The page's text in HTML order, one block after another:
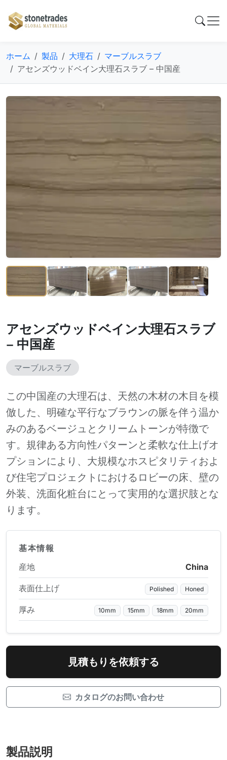
ホーム 製品 大理石
マーブルスラブ
アセンズウッドベイン大理石スラブ – 中国産
アセンズウッドベイン大理石スラブ
– 中国産
マーブルスラブ
この中国産の大理石は、天然の木材の木目を模
倣した、明確な平行なブラウンの脈を伴う温か
みのあるベージュとクリームトーンが特徴で
す。規律ある方向性パターンと柔軟な仕上げオ
プションにより、大規模なホスピタリティおよ
び住宅プロジェクトにおけるロビーの床、壁の
外装、洗面化粧台にとって実用的な選択肢とな
ります。
基本情報
産地 China
表面仕上げ Polished Honed
厚み 10mm 15mm 18mm 20mm
見積もりを依頼する
カタログのお問い合わせ
製品説明